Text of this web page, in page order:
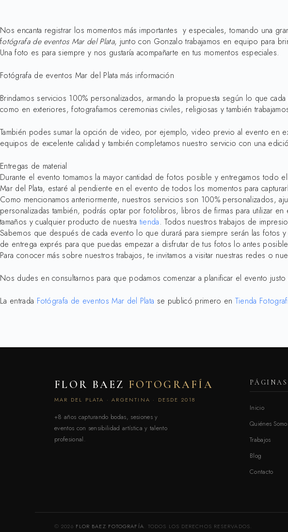
Nos encanta registrar los momentos más importantes y especiales, tomando una
fotógrafa de eventos Mar del Plata, junto con Gonzalo trabajamos en equipo para
Una foto es para siempre y nos gustaría acompañarte en tus momentos especiales.
Fotógrafa de eventos Mar del Plata más información
Brindamos servicios 100% personalizados, armando la propuesta según lo que
como en exteriores, fotografiamos ceremonias civiles, religiosas y también
También podes sumar la opción de video, por ejemplo, video previo al evento en
equipos de excelente calidad y también completamos nuestro servicio con una
Entregas de material
Durante el evento tomamos la mayor cantidad de fotos posible y entregamos todo
Mar del Plata, estaré al pendiente en el evento de todos los momentos para
Como mencionamos anteriormente, nuestros servicios son 100% personalizados,
personalizadas también, podrás optar por fotolibros, libros de firmas para utilizar
tamaños y cualquier producto de nuestra tienda. Todos nuestros trabajos de
Sabemos que después de cada evento lo que durará para siempre serán las
de entrega exprés para que puedas empezar a disfrutar de tus fotos lo antes
Para conocer más sobre nuestros trabajos, te invitamos a visitar nuestras redes o
Nos dudes en consultarnos para que podamos comenzar a planificar el evento
La entrada Fotógrafa de eventos Mar del Plata se publicó primero en Tienda
FLOR BAEZ FOTOGRAFÍA
MAR DEL PLATA · ARGENTINA · DESDE 2018
+8 años capturando bodas, sesiones y
eventos con sensibilidad artística y talento
profesional.
PÁGINAS
Inicio
Quiénes
Trabajos
Blog
Contacto
© 2026 FLOR BAEZ FOTOGRAFÍA. TODOS LOS DERECHOS RESERVADOS.